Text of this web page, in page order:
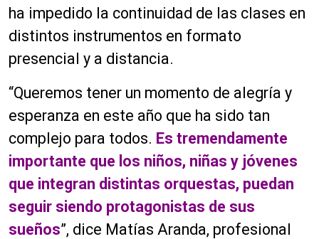
ha impedido la continuidad de las clases en
distintos instrumentos en formato
presencial y a distancia.
“Queremos tener un momento de alegría y
esperanza en este año que ha sido tan
complejo para todos. Es tremendamente
importante que los niños, niñas y jóvenes
que integran distintas orquestas, puedan
seguir siendo protagonistas de sus
sueños”, dice Matías Aranda, profesional